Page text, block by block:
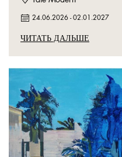
24.06.2026 -02.01.2027
ЧИТАТЬ ДАЛЬШЕ